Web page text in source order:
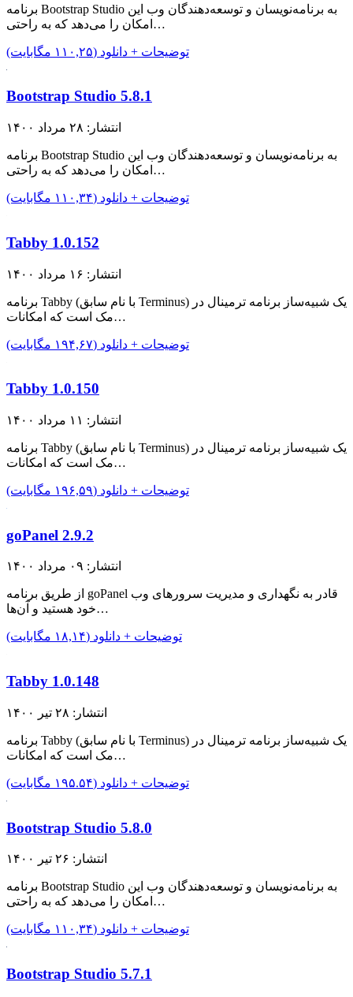
برنامه Bootstrap Studio به برنامه‌نویسان و توسعه‌دهندگان وب این
امکان را می‌دهد که به راحتی…
توضیحات + دانلود (۱۱۰,۲۵ مگابایت)
Bootstrap Studio 5.8.1
انتشار: ۲۸ مرداد ۱۴۰۰
برنامه Bootstrap Studio به برنامه‌نویسان و توسعه‌دهندگان وب این
امکان را می‌دهد که به راحتی…
توضیحات + دانلود (۱۱۰,۳۴ مگابایت)
Tabby 1.0.152
انتشار: ۱۶ مرداد ۱۴۰۰
برنامه Tabby (با نام سابق Terminus) یک شبیه‌ساز برنامه ترمینال در
مک است که امکانات…
توضیحات + دانلود (۱۹۴,۶۷ مگابایت)
Tabby 1.0.150
انتشار: ۱۱ مرداد ۱۴۰۰
برنامه Tabby (با نام سابق Terminus) یک شبیه‌ساز برنامه ترمینال در
مک است که امکانات…
توضیحات + دانلود (۱۹۶,۵۹ مگابایت)
goPanel 2.9.2
انتشار: ۰۹ مرداد ۱۴۰۰
از طریق برنامه goPanel قادر به نگهداری و مدیریت سرور‌های وب
خود هستید و آن‌ها…
توضیحات + دانلود (۱۸,۱۴ مگابایت)
Tabby 1.0.148
انتشار: ۲۸ تیر ۱۴۰۰
برنامه Tabby (با نام سابق Terminus) یک شبیه‌ساز برنامه ترمینال در
مک است که امکانات…
توضیحات + دانلود (۱۹۵.۵۴ مگابایت)
Bootstrap Studio 5.8.0
انتشار: ۲۶ تیر ۱۴۰۰
برنامه Bootstrap Studio به برنامه‌نویسان و توسعه‌دهندگان وب این
امکان را می‌دهد که به راحتی…
توضیحات + دانلود (۱۱۰,۳۴ مگابایت)
Bootstrap Studio 5.7.1